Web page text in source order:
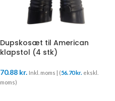
Dupskosæt til American
klapstol (4 stk)
70.88 kr. Inkl. moms | (56.70 kr. ekskl.
moms)